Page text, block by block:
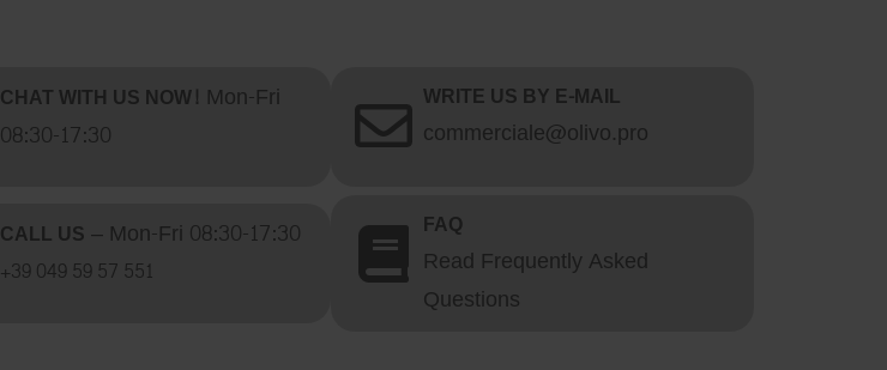
CHAT WITH US NOW! Mon-Fri
08:30-17:30
WRITE US BY E-MAIL
commerciale@olivo.pro
CALL US – Mon-Fri 08:30-17:30
+39 049 59 57 551
FAQ
Read Frequently Asked
Questions